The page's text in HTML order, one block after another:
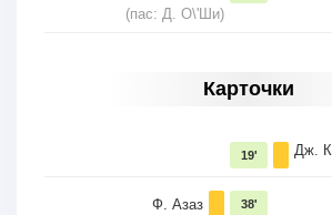
(пас: Д. О\'Ши)
Карточки
Дж.
19'
Ф. Азаз 38'